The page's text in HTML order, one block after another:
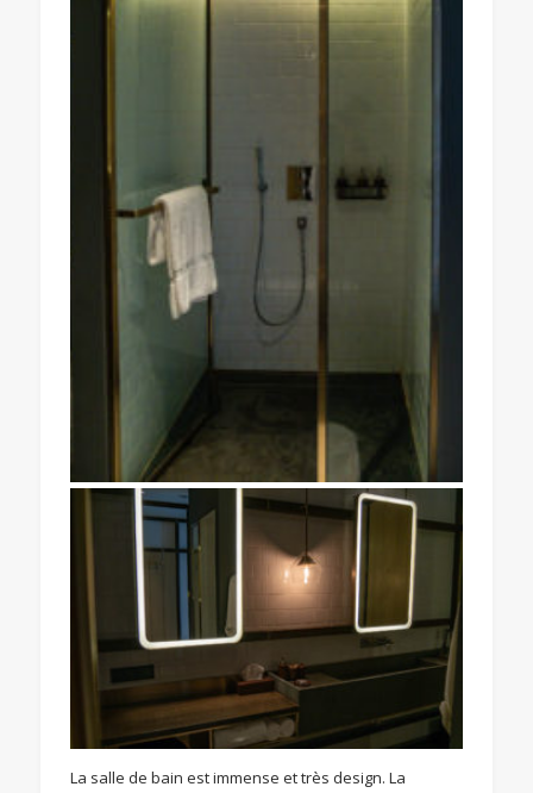
La salle de bain est immense et très design. La